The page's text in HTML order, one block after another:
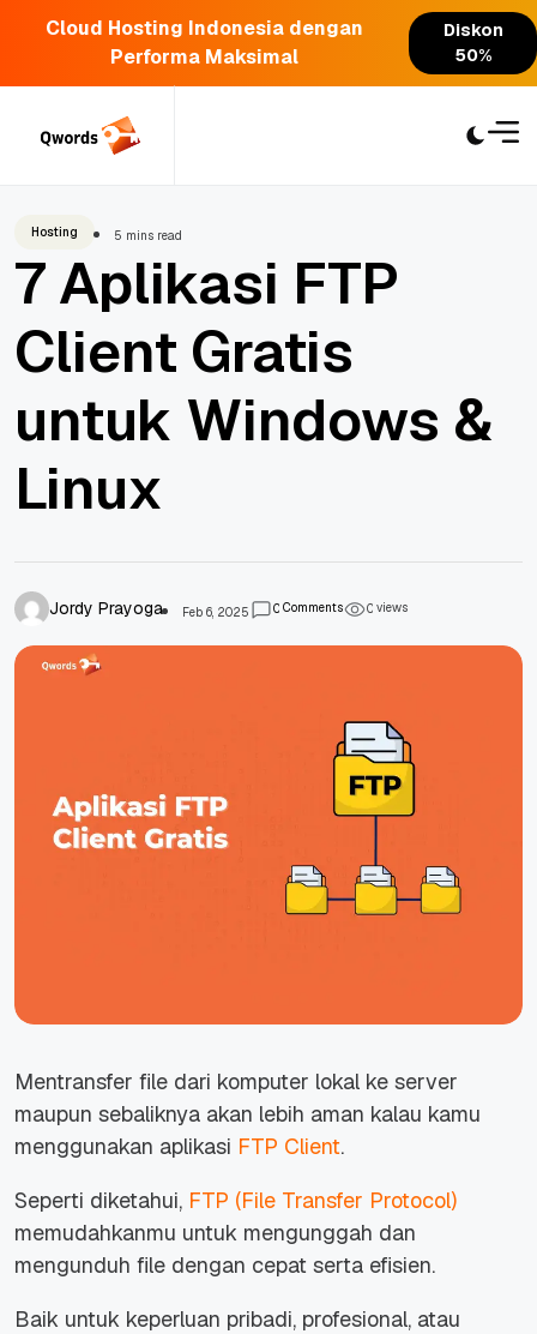
Cloud Hosting Indonesia dengan
Performa Maksimal
Diskon
50%
Hosting 5 mins read
7 Aplikasi FTP
Client Gratis
untuk Windows &
Linux
Jordy Prayoga Feb 6, 2025 0Comments 0views
Mentransfer file dari komputer lokal ke server
maupun sebaliknya akan lebih aman kalau kamu
menggunakan aplikasi FTP Client.
Seperti diketahui, FTP (File Transfer Protocol)
memudahkanmu untuk mengunggah dan
mengunduh file dengan cepat serta efisien.
Baik untuk keperluan pribadi, profesional, atau